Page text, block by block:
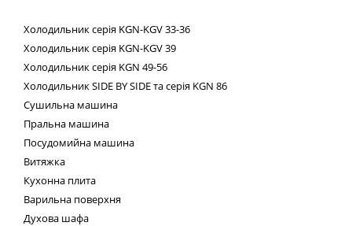
Холодильник серія KGN-KGV33-36
Холодильник серія KGN-KGV39
Холодильник серія KGN 49-56
ХолодильникSIDE BYSIDEта серія KGN 86
Сушильна машина
Пральна машина
Посудомийна машина
Витяжка
Кухонна плита
Варильна поверхня
Духова шафа